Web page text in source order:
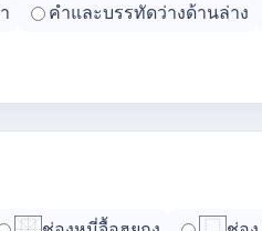
คำและบรรทัดว่างด้านล่าง